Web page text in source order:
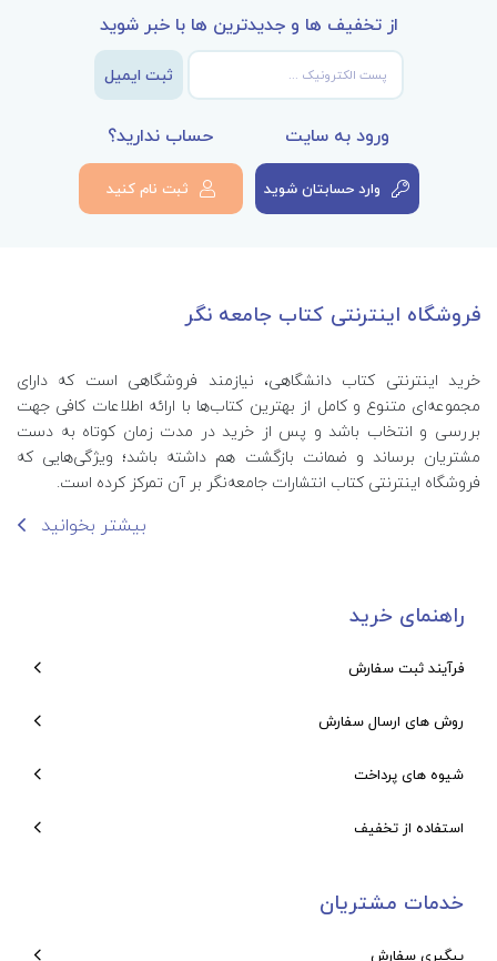
از تخفیف ها و جدیدترین ها با خبر شوید
ثبت ایمیل
ورود به سایت
وارد حسابتان شوید
حساب ندارید؟
ثبت نام کنید
فروشگاه اینترنتی کتاب جامعه نگر
خرید اینترنتی کتاب‌ دانشگاهی، نیازمند فروشگاهی است که دارای
مجموعه‌ای متنوع و کامل از بهترین کتاب‌ها با ارائه اطلاعات کافی جهت
بررسی و انتخاب باشد و پس از خرید در مدت زمان کوتاه به دست
مشتریان برساند و ضمانت بازگشت هم داشته باشد؛ ویژگی‌هایی که
فروشگاه اینترنتی کتاب انتشارات جامعه‌نگر بر آن تمرکز کرده است.
بیشتر بخوانید
راهنمای خرید
فرآیند ثبت سفارش
روش های ارسال سفارش
شیوه های پرداخت
استفاده از تخفیف
خدمات مشتریان
پیگیری سفارش